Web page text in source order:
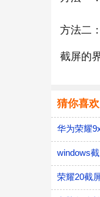
方法二
截屏的
猜你喜欢
华为荣耀
windows
荣耀20截